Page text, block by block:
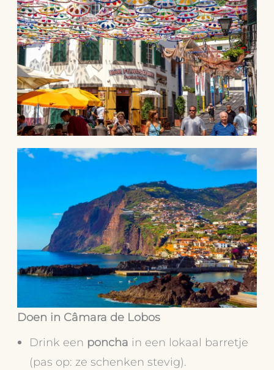
Doen in Câmara de Lobos
Drink een poncha in een lokaal barretje
(pas op: ze schenken stevig).